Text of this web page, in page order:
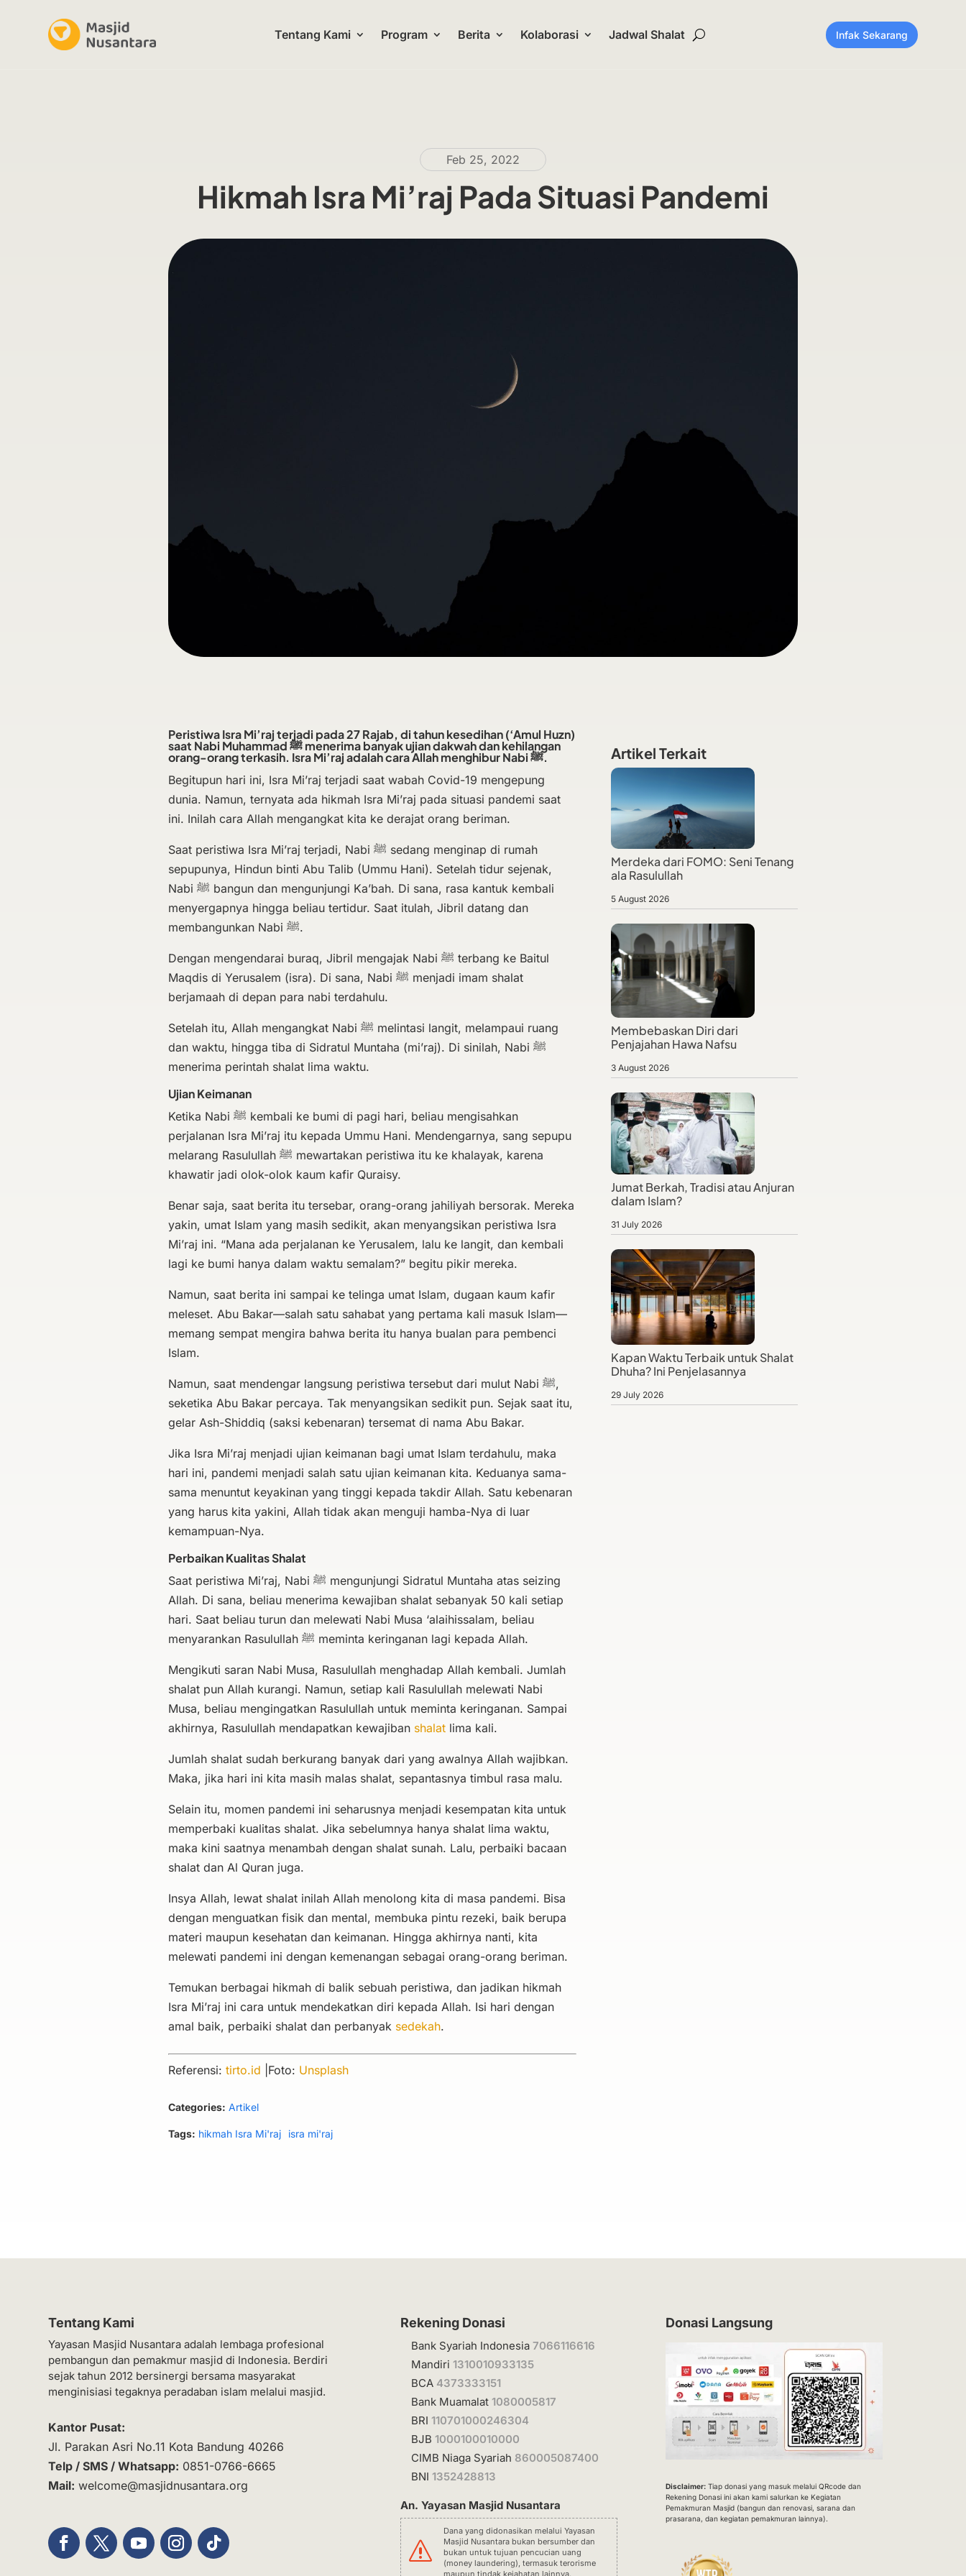
Tentang Kami Program Berita Kolaborasi Jadwal Shalat Infak Sekarang
Feb 25, 2022
Hikmah Isra Mi’raj Pada Situasi Pandemi
Peristiwa Isra Mi’raj terjadi pada 27 Rajab, di tahun kesedihan (‘Amul Huzn)
saat Nabi Muhammad ﷺ menerima banyak ujian dakwah dan kehilangan
orang-orang terkasih. Isra Mi’raj adalah cara Allah menghibur Nabi ﷺ.
Begitupun hari ini, Isra Mi’raj terjadi saat wabah Covid-19 mengepung
dunia. Namun, ternyata ada hikmah Isra Mi’raj pada situasi pandemi saat
ini. Inilah cara Allah mengangkat kita ke derajat orang beriman.
Saat peristiwa Isra Mi’raj terjadi, Nabi ﷺ sedang menginap di rumah
sepupunya, Hindun binti Abu Talib (Ummu Hani). Setelah tidur sejenak,
Nabi ﷺ bangun dan mengunjungi Ka’bah. Di sana, rasa kantuk kembali
menyergapnya hingga beliau tertidur. Saat itulah, Jibril datang dan
membangunkan Nabi ﷺ.
Dengan mengendarai buraq, Jibril mengajak Nabi ﷺ terbang ke Baitul
Maqdis di Yerusalem (isra). Di sana, Nabi ﷺ menjadi imam shalat
berjamaah di depan para nabi terdahulu.
Setelah itu, Allah mengangkat Nabi ﷺ melintasi langit, melampaui ruang
dan waktu, hingga tiba di Sidratul Muntaha (mi’raj). Di sinilah, Nabi ﷺ
menerima perintah shalat lima waktu.
Ujian Keimanan
Ketika Nabi ﷺ kembali ke bumi di pagi hari, beliau mengisahkan
perjalanan Isra Mi’raj itu kepada Ummu Hani. Mendengarnya, sang sepupu
melarang Rasulullah ﷺ mewartakan peristiwa itu ke khalayak, karena
khawatir jadi olok-olok kaum kafir Quraisy.
Benar saja, saat berita itu tersebar, orang-orang jahiliyah bersorak. Mereka
yakin, umat Islam yang masih sedikit, akan menyangsikan peristiwa Isra
Mi’raj ini. “Mana ada perjalanan ke Yerusalem, lalu ke langit, dan kembali
lagi ke bumi hanya dalam waktu semalam?” begitu pikir mereka.
Namun, saat berita ini sampai ke telinga umat Islam, dugaan kaum kafir
meleset. Abu Bakar—salah satu sahabat yang pertama kali masuk Islam—
memang sempat mengira bahwa berita itu hanya bualan para pembenci
Islam.
Namun, saat mendengar langsung peristiwa tersebut dari mulut Nabi ﷺ,
seketika Abu Bakar percaya. Tak menyangsikan sedikit pun. Sejak saat itu,
gelar Ash-Shiddiq (saksi kebenaran) tersemat di nama Abu Bakar.
Jika Isra Mi’raj menjadi ujian keimanan bagi umat Islam terdahulu, maka
hari ini, pandemi menjadi salah satu ujian keimanan kita. Keduanya sama-
sama menuntut keyakinan yang tinggi kepada takdir Allah. Satu kebenaran
yang harus kita yakini, Allah tidak akan menguji hamba-Nya di luar
kemampuan-Nya.
Perbaikan Kualitas Shalat
Saat peristiwa Mi’raj, Nabi ﷺ mengunjungi Sidratul Muntaha atas seizing
Allah. Di sana, beliau menerima kewajiban shalat sebanyak 50 kali setiap
hari. Saat beliau turun dan melewati Nabi Musa ‘alaihissalam, beliau
menyarankan Rasulullah ﷺ meminta keringanan lagi kepada Allah.
Mengikuti saran Nabi Musa, Rasulullah menghadap Allah kembali. Jumlah
shalat pun Allah kurangi. Namun, setiap kali Rasulullah melewati Nabi
Musa, beliau mengingatkan Rasulullah untuk meminta keringanan. Sampai
akhirnya, Rasulullah mendapatkan kewajiban shalat lima kali.
Jumlah shalat sudah berkurang banyak dari yang awalnya Allah wajibkan.
Maka, jika hari ini kita masih malas shalat, sepantasnya timbul rasa malu.
Selain itu, momen pandemi ini seharusnya menjadi kesempatan kita untuk
memperbaki kualitas shalat. Jika sebelumnya hanya shalat lima waktu,
maka kini saatnya menambah dengan shalat sunah. Lalu, perbaiki bacaan
shalat dan Al Quran juga.
Insya Allah, lewat shalat inilah Allah menolong kita di masa pandemi. Bisa
dengan menguatkan fisik dan mental, membuka pintu rezeki, baik berupa
materi maupun kesehatan dan keimanan. Hingga akhirnya nanti, kita
melewati pandemi ini dengan kemenangan sebagai orang-orang beriman.
Temukan berbagai hikmah di balik sebuah peristiwa, dan jadikan hikmah
Isra Mi’raj ini cara untuk mendekatkan diri kepada Allah. Isi hari dengan
amal baik, perbaiki shalat dan perbanyak sedekah.
Referensi:tirto.id |Foto: Unsplash
Categories: Artikel
Tags: hikmah Isra Mi'raj isra mi'raj
Artikel Terkait
Merdeka dari FOMO: Seni Tenang
ala Rasulullah
5 August 2026
Membebaskan Diri dari
Penjajahan Hawa Nafsu
3 August 2026
Jumat Berkah, Tradisi atau Anjuran
dalam Islam?
31 July 2026
Kapan Waktu Terbaik untuk Shalat
Dhuha? Ini Penjelasannya
29 July 2026
Tentang Kami
Yayasan Masjid Nusantara adalah lembaga profesional
pembangun dan pemakmur masjid di Indonesia. Berdiri
sejak tahun 2012 bersinergi bersama masyarakat
menginisiasi tegaknya peradaban islam melalui masjid.
Kantor Pusat:
Jl. Parakan Asri No.11 Kota Bandung 40266
Telp / SMS / Whatsapp: 0851-0766-6665
Mail: welcome@masjidnusantara.org
Rekening Donasi
Bank Syariah Indonesia7066116616
Mandiri1310010933135
BCA 4373333151
Bank Muamalat1080005817
BRI110701000246304
BJB1000100010000
CIMB Niaga Syariah 860005087400
BNI1352428813
An. Yayasan Masjid Nusantara
s
Dana yang didonasikan melalui Yayasan
Masjid Nusantara bukan bersumber dan
bukan untuk tujuan pencucian uang
(money laundering), termasuk terorisme
maupun tindak kejahatan lainnya.
Donasi Langsung
Disclaimer:Tiap donasi yang masuk melalui QRcode dan
Rekening Donasi ini akan kami salurkan ke Kegiatan
Pemakmuran Masjid (bangun dan renovasi, sarana dan
prasarana, dan kegiatan pemakmuran lainnya).